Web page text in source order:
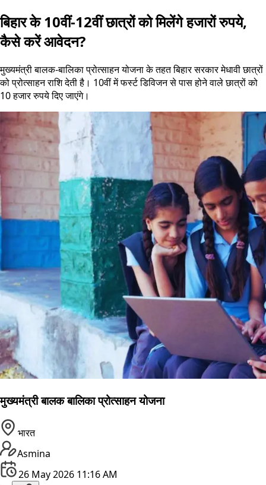
बिहार के 10वीं-12वीं छात्रों को मिलेंगे हजारों रुपये,
कैसे करें आवेदन?
मुख्यमंत्री बालक-बालिका प्रोत्साहन योजना के तहत बिहार सरकार मेधावी छात्रों
को प्रोत्साहन राशि देती है। 10वीं में फर्स्ट डिविजन से पास होने वाले छात्रों को
10 हजार रुपये दिए जाएंगे।
मुख्यमंत्री बालक बालिका प्रोत्साहन योजना
भारत
Asmina
26 May 2026 11:16 AM